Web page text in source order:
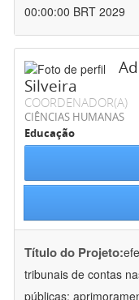
00:00:00 BRT 2029
Silveira
COORDENADOR(A)
CIÊNCIAS HUMANAS
Educação
Título do Projeto:
tribunais de contas
públicas: